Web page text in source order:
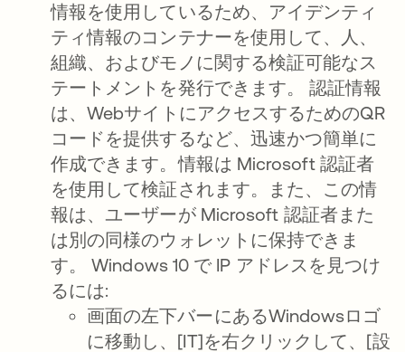
情報を使用しているため、アイデンティ
ティ情報のコンテナーを使用して、人、
組織、およびモノに関する検証可能なス
テートメントを発行できます。 認証情報
は、WebサイトにアクセスするためのQR
コードを提供するなど、迅速かつ簡単に
作成できます。情報は Microsoft 認証者
を使用して検証されます。また、この情
報は、ユーザーが Microsoft 認証者また
は別の同様のウォレットに保持できま
す。 Windows 10 で IP アドレスを見つけ
るには:
画面の左下バーにあるWindowsロゴ
に移動し、[IT]を右クリックして、[設